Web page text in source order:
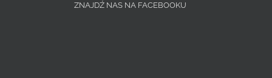
ZNAJDŹ NAS NA FACEBOOKU